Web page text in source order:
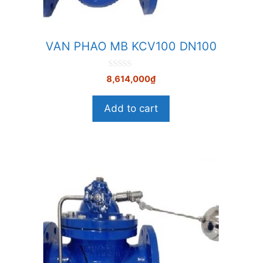
VAN PHAO MB KCV100 DN100
0
n
à
8,614,000₫
Add to cart